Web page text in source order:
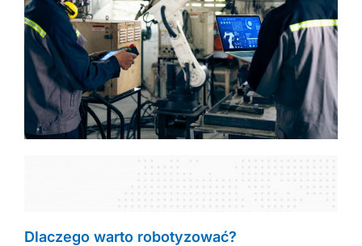
Dlaczego warto robotyzować?